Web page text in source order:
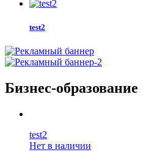
test2
Бизнес-образование
test2
Нет в наличии